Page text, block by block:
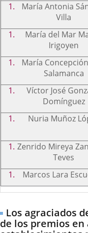
María Antonia
Villa
María del Mar
Irigoyen
María
Salamanca
Víctor José
Domínguez
Nuria Muñoz
Zenrido Mireya
Teves
Marcos Lara
Los agraciados
de los premios en